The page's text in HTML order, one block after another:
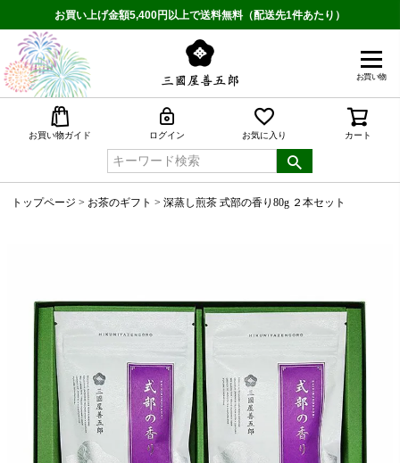
お買い上げ金額5,400円以上で送料無料（配送先1件あたり）
お買い物
お買い物ガイド ログイン お気に入り カート
トップページ お茶のギフト 深蒸し煎茶 式部の香り80g ２本セット